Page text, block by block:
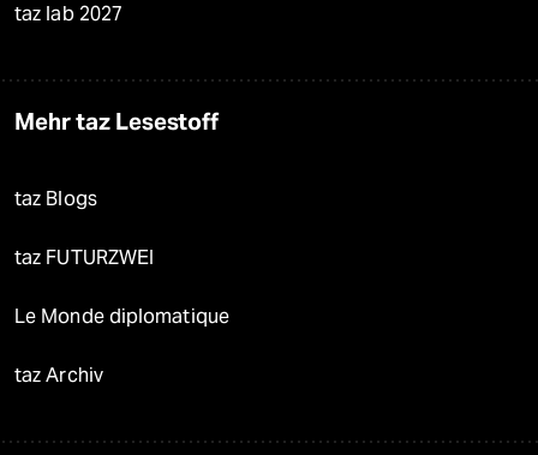
taz lab 2027
Mehr taz Lesestoff
taz Blogs
taz FUTURZWEI
Le Monde diplomatique
taz Archiv